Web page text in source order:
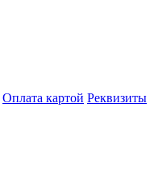
Оплата картой Реквизиты